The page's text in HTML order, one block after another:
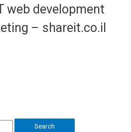
web development
– shareit.co.il
Search